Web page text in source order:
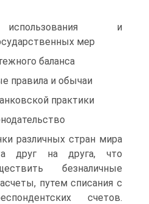
и
мер
баланса
правила и обычаи
практики
различных стран мира
друг на друга, что
безналичные
путем списания с
счетов.